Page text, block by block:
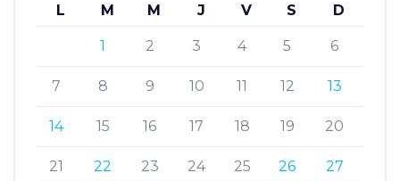
L M M J V S D
1 2 3 4 5 6
7 8 9 10 11 12 13
14 15 16 17 18 19 20
21 22 23 24 25 26 27